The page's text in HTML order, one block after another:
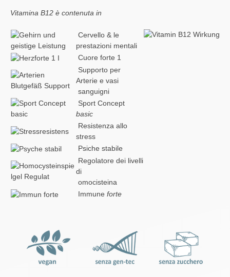
Vitamina B12 è contenuta in
Cervello & le
prestazioni mentali
Cuore forte 1
Supporto per
Arterie e vasi
sanguigni
Sport Concept
basic
Resistenza allo
stress
Psiche stabile
Regolatore dei livelli
di
omocisteina
Immune forte